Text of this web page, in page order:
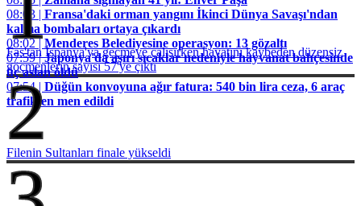
08:03 | Fransa'daki orman yangını İkinci Dünya Savaşı'ndan
kalma bombaları ortaya çıkardı
08:02 |Menderes Belediyesine operasyon: 13 gözaltı
07:59 |Japonya'da aşırı sıcaklar nedeniyle hayvanat bahçesinde
üç aslan öldü
07:54 | Düğün konvoyuna ağır fatura: 540 bin lira ceza, 6 araç
trafikten men edildi
Fas'tan İspanya'ya geçmeye çalışırken hayatını kaybeden düzensiz
göçmenlerin sayısı 57'ye çıktı
2
Filenin Sultanları finale yükseldi